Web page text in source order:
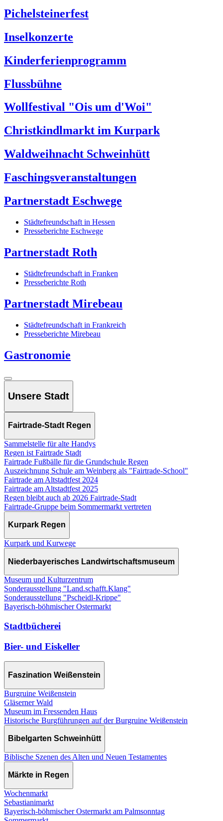
Pichelsteinerfest
Inselkonzerte
Kinderferienprogramm
Flussbühne
Wollfestival "Ois um d'Woi"
Christkindlmarkt im Kurpark
Waldweihnacht Schweinhütt
Faschingsveranstaltungen
Partnerstadt Eschwege
Städtefreundschaft in Hessen
Presseberichte Eschwege
Partnerstadt Roth
Städtefreundschaft in Franken
Presseberichte Roth
Partnerstadt Mirebeau
Städtefreundschaft in Frankreich
Presseberichte Mirebeau
Gastronomie
Unsere Stadt
Fairtrade-Stadt Regen
Sammelstelle für alte Handys
Regen ist Fairtrade Stadt
Fairtrade Fußbälle für die Grundschule Regen
Auszeichnung Schule am Weinberg als "Fairtrade-School"
Fairtrade am Altstadtfest 2024
Fairtrade am Altstadtfest 2025
Regen bleibt auch ab 2026 Fairtrade-Stadt
Fairtrade-Gruppe beim Sommermarkt vertreten
Kurpark Regen
Kurpark und Kurwege
Niederbayerisches Landwirtschaftsmuseum
Museum und Kulturzentrum
Sonderausstellung "Land.schafft.Klang"
Sonderausstellung "Pscheidl-Krippe"
Bayerisch-böhmischer Ostermarkt
Stadtbücherei
Bier- und Eiskeller
Faszination Weißenstein
Burgruine Weißenstein
Gläserner Wald
Museum im Fressenden Haus
Historische Burgführungen auf der Burgruine Weißenstein
Bibelgarten Schweinhütt
Biblische Szenen des Alten und Neuen Testamentes
Märkte in Regen
Wochenmarkt
Sebastianimarkt
Bayerisch-böhmischer Ostermarkt am Palmsonntag